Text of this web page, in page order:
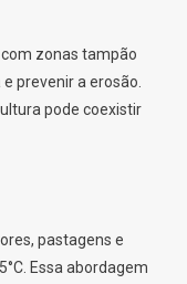
com zonas tampão
e prevenir a erosão.
pode coexistir
pastagens e
Essa abordagem